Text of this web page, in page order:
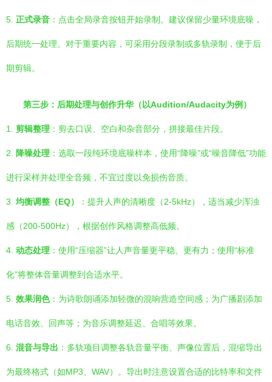
5. 正式录音 ：点击全局录音按钮开始录制。建议保留少量环境底噪，
后期统一处理。对于重要内容，可采用分段录制或多轨录制，便于后
期剪辑。
第三步：后期处理与创作升华（以Audition/Audacity为例）
1. 剪辑整理 ：剪去口误、空白和杂音部分，拼接最佳片段。
2. 降噪处理 ：选取一段纯环境底噪样本，使用“降噪”或“噪音降低”功能
进行采样并处理全音频，不宜过度以免损伤音质。
3. 均衡调整（EQ） ：提升人声的清晰度（2-5kHz），适当减少浑浊
感（200-500Hz），根据创作风格调整高低频。
4. 动态处理 ：使用“压缩器”让人声音量更平稳、更有力；使用“标准
化”将整体音量调整到合适水平。
5. 效果润色：为诗歌朗诵添加轻微的混响营造空间感；为广播剧添加
电话音效、回声等；为音乐调整延迟、合唱等效果。
6. 混音与导出 ：多轨项目调整各轨音量平衡、声像位置后，混缩导出
为最终格式（如MP3、WAV）。导出时注意设置合适的比特率和文件